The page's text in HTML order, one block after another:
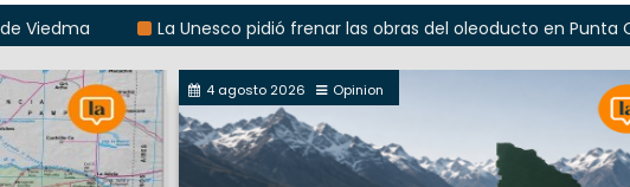
La Unesco pidió frenar las obras del oleoducto en Punta Colorada
4 agosto 2026 Opinion